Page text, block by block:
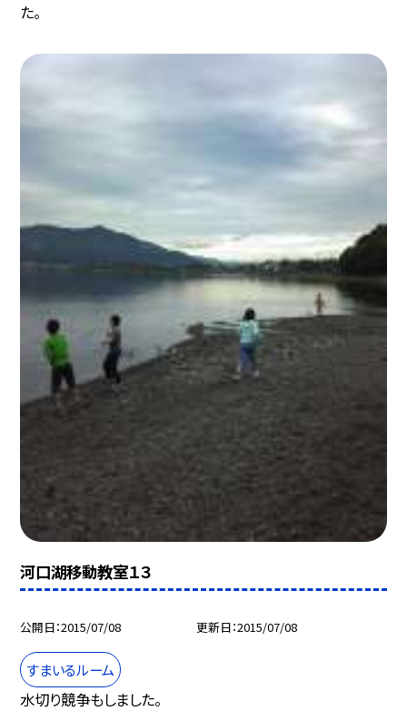
た。
河口湖移動教室１３
公開日 2015/07/08 更新日 2015/07/08
すまいるルーム
水切り競争もしました。